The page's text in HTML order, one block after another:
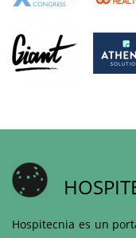
Hospitecnia es un